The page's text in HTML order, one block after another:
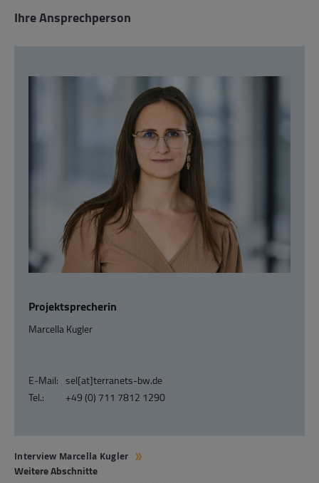
Ihre Ansprechperson
Projektsprecherin
Marcella Kugler
E-Mail: sel[at]terranets-bw.de
Tel.:
+49 (0) 711 7812 1290
Interview Marcella Kugler
Weitere Abschnitte